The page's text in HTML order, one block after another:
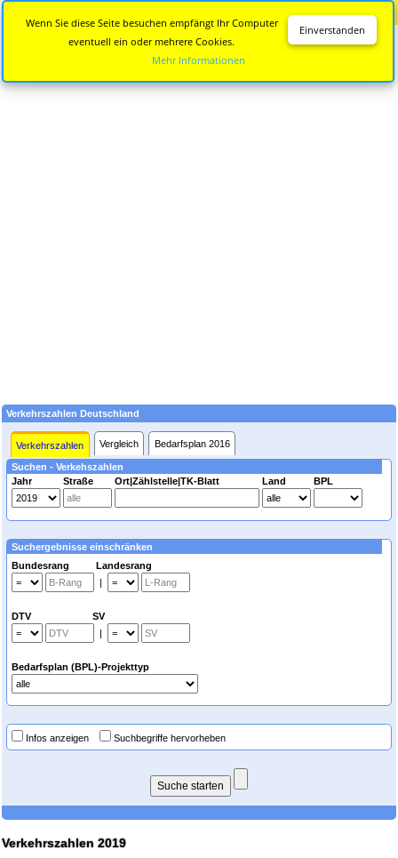
Verkehrszahlen Deutschland
Verkehrszahlen Vergleich Bedarfsplan 2016
Suchen - Verkehszahlen
Jahr
Straße Ort|Zählstelle|TK-Blatt Land BPL
Suchergebnisse einschränken
Bundesrang Landesrang
|
DTV SV
|
Bedarfsplan (BPL)-Projekttyp
Infos anzeigen Suchbegriffe hervorheben
Verkehrszahlen 2019
Einverstanden
Wenn Sie diese Seite besuchen empfängt Ihr Computer
eventuell ein oder mehrere Cookies.
Mehr Informationen